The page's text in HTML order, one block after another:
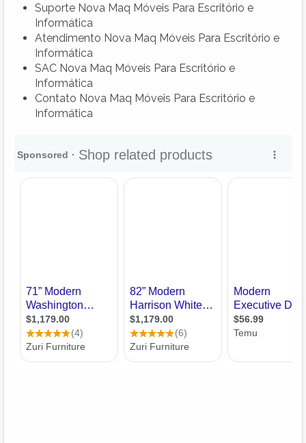
Suporte Nova Maq Móveis Para Escritório e
Informática
Atendimento Nova Maq Móveis Para Escritório e
Informática
SAC Nova Maq Móveis Para Escritório e
Informática
Contato Nova Maq Móveis Para Escritório e
Informática